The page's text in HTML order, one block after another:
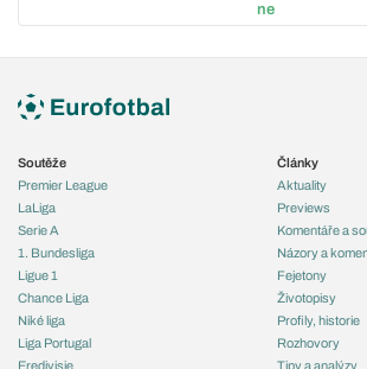
ne
Soutěže
Premier League
LaLiga
Serie A
1. Bundesliga
Ligue 1
Chance Liga
Niké liga
Liga Portugal
Eredivisie
Články
Aktuality
Previews
Komentáře a
Názory a
Fejetony
Životopisy
Profily, historie
Rozhovory
Tipy a analýzy